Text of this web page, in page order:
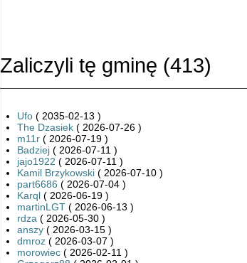
Zaliczyli tę gminę (413)
Ufo( 2035-02-13 )
The Dzasiek( 2026-07-26 )
m11r( 2026-07-19 )
Badziej( 2026-07-11 )
jajo1922 ( 2026-07-11 )
Kamil Brzykowski( 2026-07-10 )
part6686 ( 2026-07-04 )
Karql( 2026-06-19 )
martinLGT( 2026-06-13 )
rdza ( 2026-05-30 )
anszy( 2026-03-15 )
dmroz( 2026-03-07 )
morowiec( 2026-02-11 )